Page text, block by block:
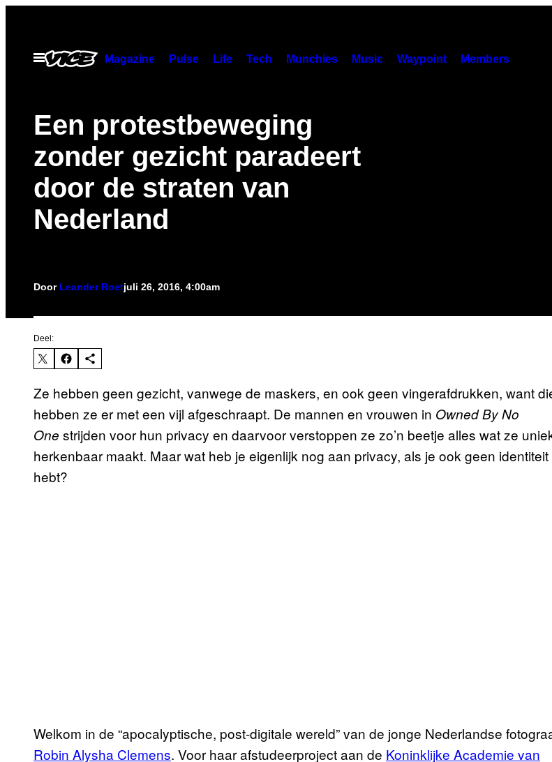
Open
menu
Magazine Pulse Life Tech Munchies Music Waypoint Members
Een protestbeweging
zonder gezicht paradeert
door de straten van
Nederland
Door Leander Roetjuli 26, 2016, 4:00am
Deel:
Ze hebben geen gezicht, vanwege de maskers, en ook geen vingerafdrukken, want
hebben ze er met een vijl afgeschraapt. De mannen en vrouwen in Owned By No
One strijden voor hun privacy en daarvoor verstoppen ze zo’n beetje alles wat ze
herkenbaar maakt. Maar wat heb je eigenlijk nog aan privacy, als je ook geen
hebt?
Welkom in de “apocalyptische, post-digitale wereld” van de jonge Nederlandse
Robin Alysha Clemens. Voor haar afstudeerproject aan de Koninklijke Academie van